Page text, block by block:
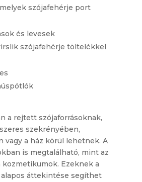
szójafehérje port
és levesek
szójafehérje töltelékkel
a rejtett szójaforrásoknak,
szekrényében,
vagy a ház körül lehetnek. A
is megtalálható, mint az
kozmetikumok. Ezeknek a
áttekintése segíthet